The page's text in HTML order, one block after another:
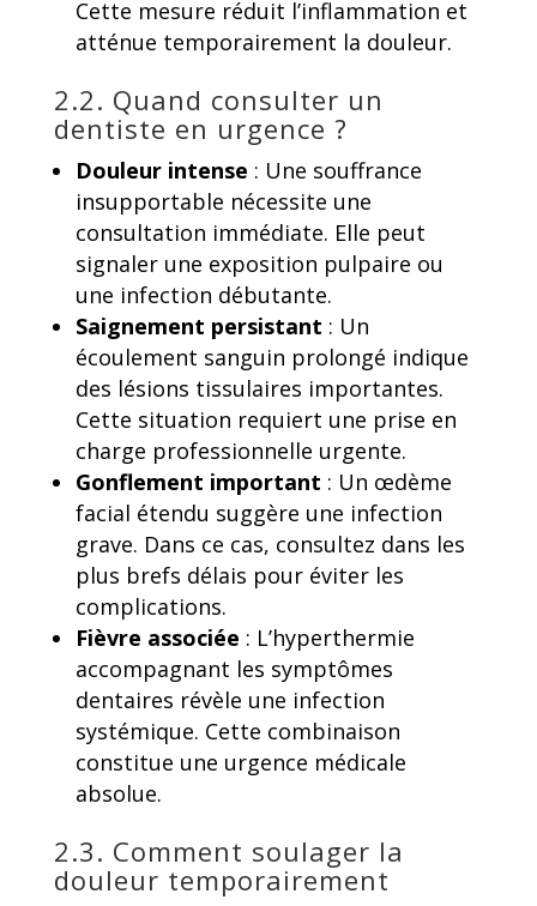
Cette mesure réduit l’inflammation et
atténue temporairement la douleur.
2.2. Quand consulter un
dentiste en urgence ?
Douleur intense : Une souffrance
insupportable nécessite une
consultation immédiate. Elle peut
signaler une exposition pulpaire ou
une infection débutante.
Saignement persistant : Un
écoulement sanguin prolongé indique
des lésions tissulaires importantes.
Cette situation requiert une prise en
charge professionnelle urgente.
Gonflement important : Un œdème
facial étendu suggère une infection
grave. Dans ce cas, consultez dans les
plus brefs délais pour éviter les
complications.
Fièvre associée : L’hyperthermie
accompagnant les symptômes
dentaires révèle une infection
systémique. Cette combinaison
constitue une urgence médicale
absolue.
2.3. Comment soulager la
douleur temporairement